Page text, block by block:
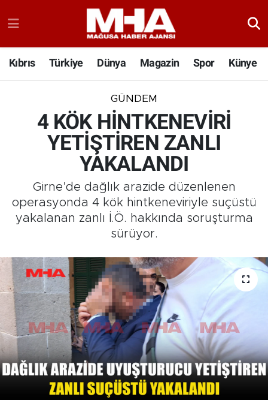
Kıbrıs Türkiye Dünya Magazin Spor Künye
GÜNDEM
4 KÖK HİNTKENEVİRİ
YETİŞTİREN ZANLI
YAKALANDI
Girne’de dağlık arazide düzenlenen
operasyonda 4 kök hintkeneviriyle suçüstü
yakalanan zanlı İ.Ö. hakkında soruşturma
sürüyor.